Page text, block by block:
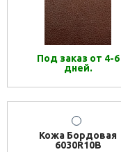
Под заказ от 4-6
дней.
Кожа Бордовая
6030R10B